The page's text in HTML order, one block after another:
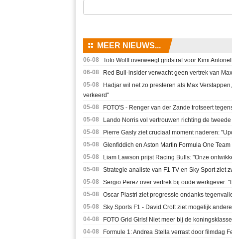
⚏ MEER NIEUWS...
06-08 Toto Wolff overweegt gridstraf voor Kimi
06-08
Red Bull-insider verwacht geen vertrek van
05-08
Hadjar wil net zo presteren als Max
verkeerd"
05-08
FOTO'S - Renger van der Zande trotseert
05-08
Lando Norris vol vertrouwen richting de
05-08
Pierre Gasly ziet cruciaal moment naderen:
05-08 Glenfiddich en Aston Martin Formula One
05-08
Liam Lawson prijst Racing Bulls: "Onze
05-08 Strategie analiste van F1 TV en Sky Sport ziet
05-08 Sergio Perez over vertrek bij oude werkgever:
05-08 Oscar Piastri ziet progressie ondanks
05-08 Sky Sports F1 - David Croft ziet mogelijk
04-08
FOTO Grid Girls! Niet meer bij de
04-08
Formule 1: Andrea Stella verrast door filmdag